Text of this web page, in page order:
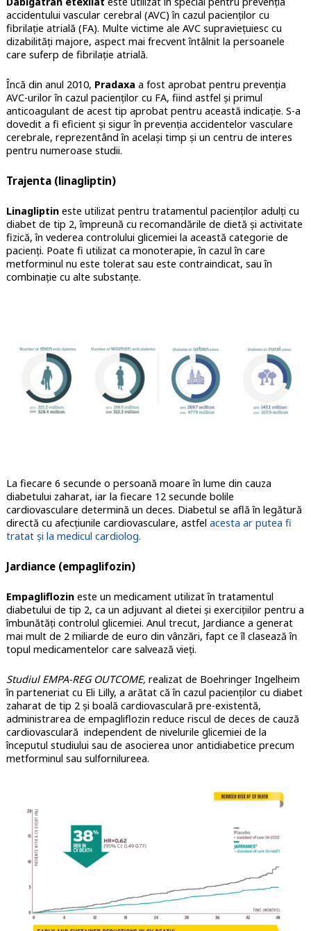
accidentului vascular cerebral (AVC) în cazul pacienților cu
fibrilație atrială (FA). Multe victime ale AVC supraviețuiesc cu
dizabilități majore, aspect mai frecvent întâlnit la persoanele
care suferp de fibrilație atrială.
Încă din anul 2010, Pradaxa a fost aprobat pentru prevenția
AVC-urilor în cazul pacienților cu FA, fiind astfel și primul
anticoagulant de acest tip aprobat pentru această indicație. S-a
dovedit a fi eficient și sigur în prevenția accidentelor vasculare
cerebrale, reprezentând în același timp și un centru de interes
pentru numeroase studii.
Trajenta (linagliptin)
Linagliptin este utilizat pentru tratamentul pacienților adulți cu
diabet de tip 2, împreună cu recomandările de dietă și activitate
fizică, în vederea controlului glicemiei la această categorie de
pacienți. Poate fi utilizat ca monoterapie, în cazul în care
metforminul nu este tolerat sau este contraindicat, sau în
combinație cu alte substanțe.
La fiecare 6 secunde o persoană moare în lume din cauza
diabetului zaharat, iar la fiecare 12 secunde bolile
cardiovasculare determină un deces. Diabetul se află în legătură
directă cu afecțiunile cardiovasculare, astfel acesta ar putea fi
tratat și la medicul cardiolog.
Jardiance (empaglifozin)
Empagliflozineste un medicament utilizat în tratamentul
diabetului de tip 2, ca un adjuvant al dietei și exercițiilor pentru a
îmbunătăți controlul glicemiei. Anul trecut, Jardiance a generat
mai mult de 2 miliarde de euro din vânzări, fapt ce îl clasează în
topul medicamentelor care salvează vieți.
Studiul EMPA-REG OUTCOME, realizat de Boehringer Ingelheim
în parteneriat cu Eli Lilly, a arătat că în cazul pacienților cu diabet
zaharat de tip 2 și boală cardiovasculară pre-existentă,
administrarea de empagliflozin reduce riscul de deces de cauză
cardiovasculară independent de nivelurile glicemiei de la
începutul studiului sau de asocierea unor antidiabetice precum
metforminul sau sulfornilureea.